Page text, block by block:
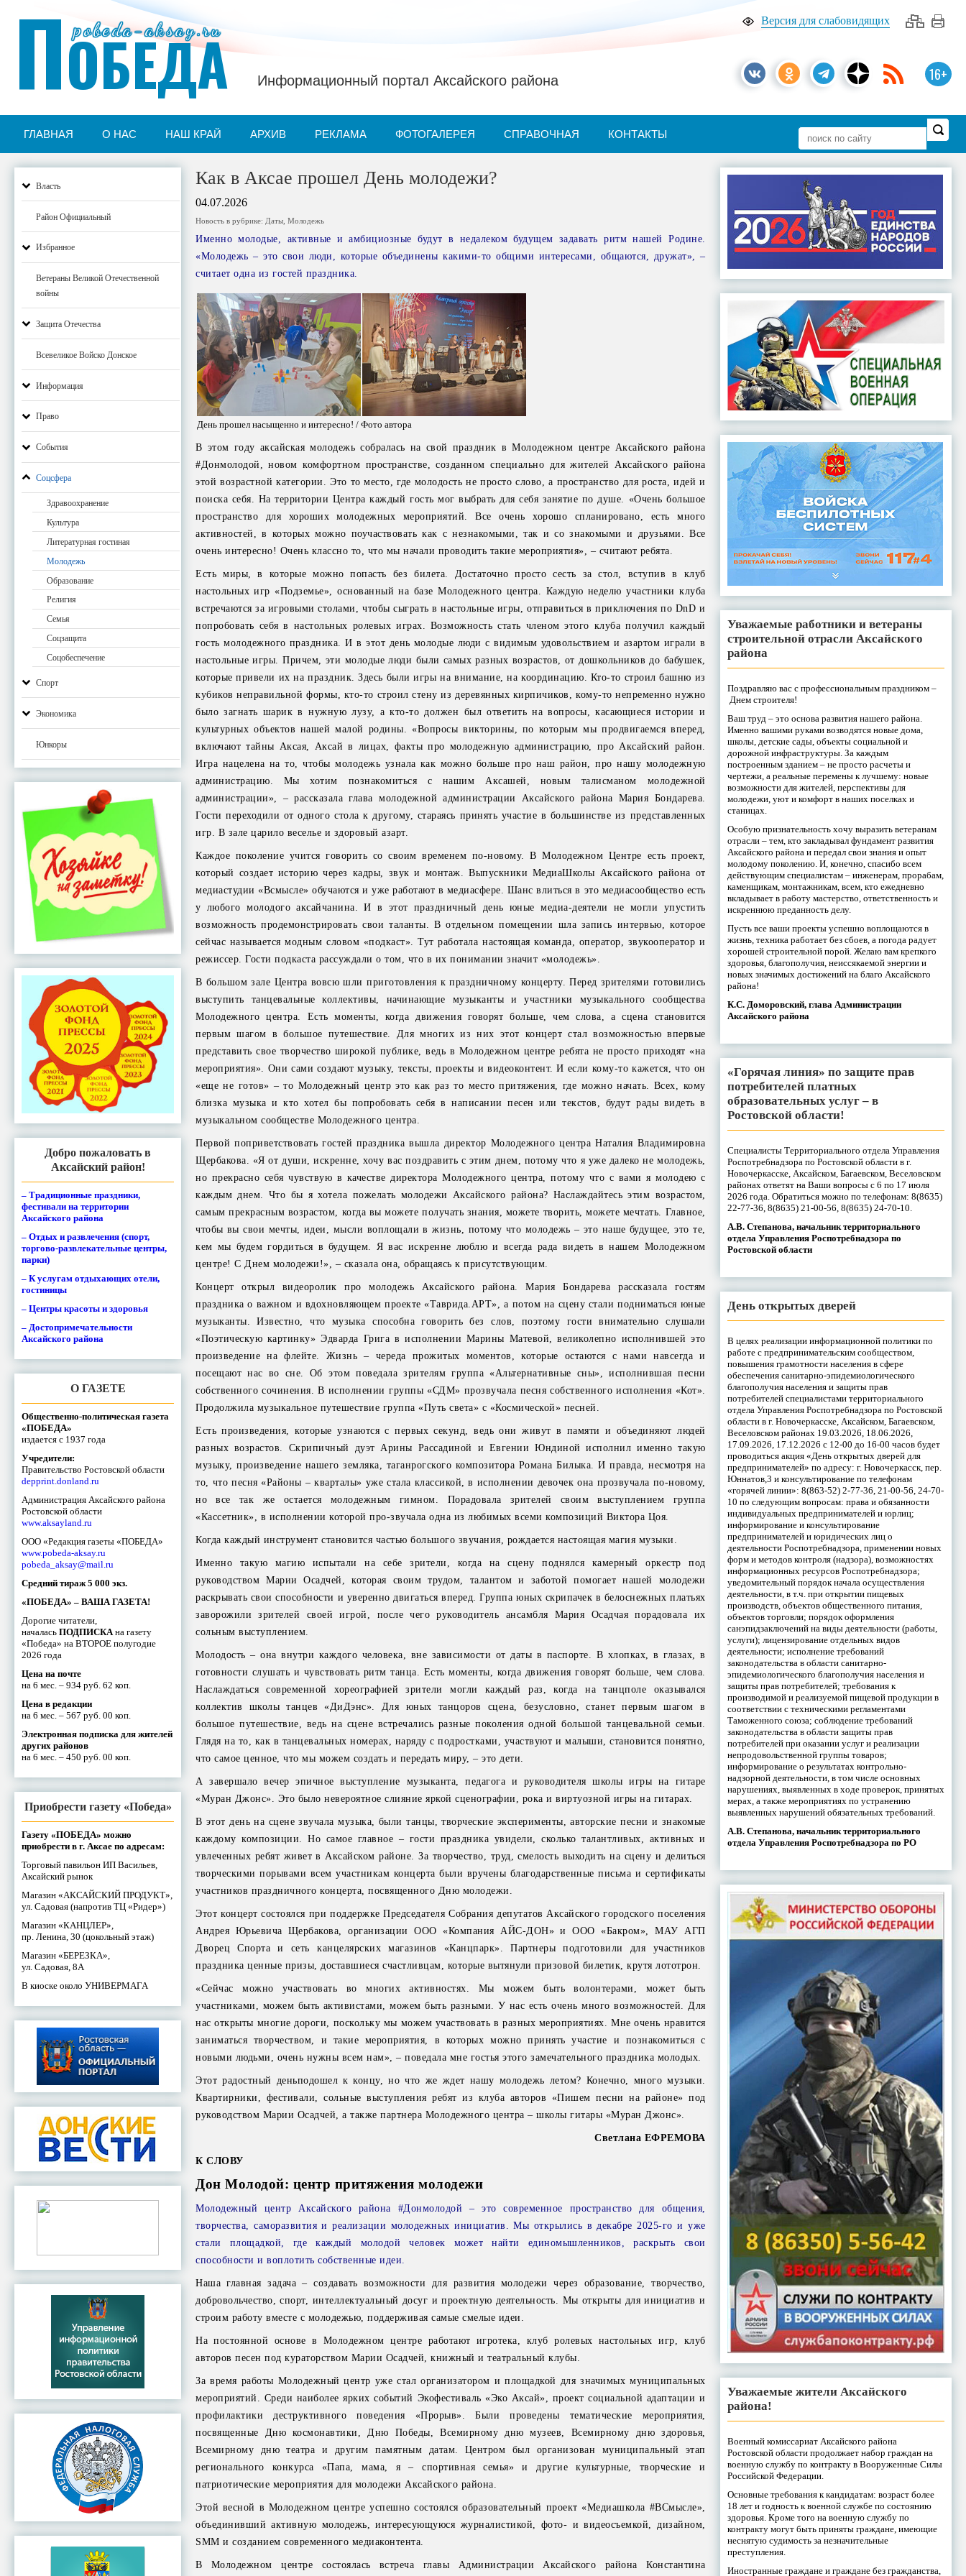
Версия для слабовидящих
16+
pobeda-aksay.ru
ПОБЕДА Информационный портал Аксайского района
ГЛАВНАЯ О НАС НАШ КРАЙ АРХИВ РЕКЛАМА ФОТОГАЛЕРЕЯ СПРАВОЧНАЯ КОНТАКТЫ
Власть
Район Официальный
Избранное
Ветераны Великой Отечественной
войны
Защита Отечества
Всевеликое Войско Донское
Информация
Право
События
Соцсфера
Здравоохранение
Культура
Литературная гостиная
Молодежь
Образование
Религия
Семья
Соцзащита
Соцобеспечение
Спорт
Экономика
Юнкоры
Добро пожаловать в
Аксайский район!
– Традиционные праздники,
фестивали на территории
Аксайского района
– Отдых и развлечения (спорт,
торгово-развлекательные центры,
парки)
– К услугам отдыхающих отели,
гостиницы
– Центры красоты и здоровья
– Достопримечательности
Аксайского района
О ГАЗЕТЕ
Общественно-политическая газета
«ПОБЕДА»
издается с 1937 года
Учредители:
Правительство Ростовской области
depprint.donland.ru
Администрация Аксайского района
Ростовской области
www.aksayland.ru
ООО «Редакция газеты «ПОБЕДА»
www.pobeda-aksay.ru
pobeda_aksay@mail.ru
Средний тираж 5 000 экз.
«ПОБЕДА» – ВАША ГАЗЕТА!
Дорогие читатели,
началась ПОДПИСКА на газету
«Победа» на ВТОРОЕ полугодие
2026 года
Цена на почте
на 6 мес. – 934 руб. 62 коп.
Цена в редакции
на 6 мес. – 567 руб. 00 коп.
Электронная подписка для жителей
других районов
на 6 мес. – 450 руб. 00 коп.
Приобрести газету «Победа»
Газету «ПОБЕДА» можно
приобрести в г. Аксае по адресам:
Торговый павильон ИП Васильев,
Аксайский рынок
Магазин «АКСАЙСКИЙ ПРОДУКТ»,
ул. Садовая (напротив ТЦ «Ридер»)
Магазин «КАНЦЛЕР»,
пр. Ленина, 30 (цокольный этаж)
Магазин «БЕРЕЗКА»,
ул. Садовая, 8А
В киоске около УНИВЕРМАГА
Как в Аксае прошел День молодежи?
04.07.2026
Новость в рубрике: Даты ,Молодежь
Именно молодые, активные и амбициозные будут в недалеком будущем задавать ритм нашей Родине.
«Молодежь – это свои люди, которые объединены какими-то общими интересами, общаются, дружат», –
считает одна из гостей праздника.
День прошел насыщенно и интересно! / Фото автора
В этом году аксайская молодежь собралась на свой праздник в Молодежном центре Аксайского района
#Донмолодой, новом комфортном пространстве, созданном специально для жителей Аксайского района
этой возрастной категории. Это то место, где молодость не просто слово, а пространство для роста, идей и
поиска себя. На территории Центра каждый гость мог выбрать для себя занятие по душе. «Очень большое
пространство для хороших молодежных мероприятий. Все очень хорошо спланировано, есть много
активностей, в которых можно поучаствовать как с незнакомыми, так и со знакомыми и друзьями. Все
очень интересно! Очень классно то, что мы начали проводить такие мероприятия», – считают ребята.
Есть миры, в которые можно попасть без билета. Достаточно просто сесть за стол, вступив в клуб
настольных игр «Подземье», основанный на базе Молодежного центра. Каждую неделю участники клуба
встречаются за игровыми столами, чтобы сыграть в настольные игры, отправиться в приключения по DnD и
попробовать себя в настольных ролевых играх. Возможность стать членом этого клуба получил каждый
гость молодежного праздника. И в этот день молодые люди с видимым удовольствием и азартом играли в
настольные игры. Причем, эти молодые люди были самых разных возрастов, от дошкольников до бабушек,
которые привели их на праздник. Здесь были игры на внимание, на координацию. Кто-то строил башню из
кубиков неправильной формы, кто-то строил стену из деревянных кирпичиков, кому-то непременно нужно
было загнать шарик в нужную лузу, а кто-то должен был ответить на вопросы, касающиеся истории и
культурных объектов нашей малой родины. «Вопросы викторины, по которым мы продвигаемся вперед,
включают тайны Аксая, Аксай в лицах, факты про молодежную администрацию, про Аксайский район.
Игра нацелена на то, чтобы молодежь узнала как можно больше про наш район, про нашу молодежную
администрацию. Мы хотим познакомиться с нашим Аксашей, новым талисманом молодежной
администрации», – рассказала глава молодежной администрации Аксайского района Мария Бондарева.
Гости переходили от одного стола к другому, стараясь принять участие в большинстве из представленных
игр. В зале царило веселье и здоровый азарт.
Каждое поколение учится говорить со своим временем по-новому. В Молодежном Центре есть проект,
который создает историю через кадры, звук и монтаж. Выпускники МедиаШколы Аксайского района от
медиастудии «Всмысле» обучаются и уже работают в медиасфере. Шанс влиться в это медиасообщество есть
у любого молодого аксайчанина. И в этот праздничный день юные медиа-деятели не могли упустить
возможность продемонстрировать свои таланты. В отдельном помещении шла запись интервью, которое
сейчас называется модным словом «подкаст». Тут работала настоящая команда, оператор, звукооператор и
режиссер. Гости подкаста рассуждали о том, что в их понимании значит «молодежь».
В большом зале Центра вовсю шли приготовления к праздничному концерту. Перед зрителями готовились
выступить танцевальные коллективы, начинающие музыканты и участники музыкального сообщества
Молодежного центра. Есть моменты, когда движения говорят больше, чем слова, а сцена становится
первым шагом в большое путешествие. Для многих из них этот концерт стал возможностью впервые
представить свое творчество широкой публике, ведь в Молодежном центре ребята не просто приходят «на
мероприятия». Они сами создают музыку, тексты, проекты и видеоконтент. И если кому-то кажется, что он
«еще не готов» – то Молодежный центр это как раз то место притяжения, где можно начать. Всех, кому
близка музыка и кто хотел бы попробовать себя в написании песен или текстов, будут рады видеть в
музыкальном сообществе Молодежного центра.
Первой поприветствовать гостей праздника вышла директор Молодежного центра Наталия Владимировна
Щербакова. «Я от души, искренне, хочу вас поздравить с этим днем, потому что я уже далеко не молодежь,
но прекрасно себя чувствую в качестве директора Молодежного центра, потому что с вами я молодею с
каждым днем. Что бы я хотела пожелать молодежи Аксайского района? Наслаждайтесь этим возрастом,
самым прекрасным возрастом, когда вы можете получать знания, можете творить, можете мечтать. Главное,
чтобы вы свои мечты, идеи, мысли воплощали в жизнь, потому что молодежь – это наше будущее, это те,
кем мы будем гордиться в будущем. Я вас искренне люблю и всегда рада видеть в нашем Молодежном
центре! С Днем молодежи!», – сказала она, обращаясь к присутствующим.
Концерт открыл видеоролик про молодежь Аксайского района. Мария Бондарева рассказала гостям
праздника о важном и вдохновляющем проекте «Таврида.АРТ», а потом на сцену стали подниматься юные
музыканты. Известно, что музыка способна говорить без слов, поэтому гости внимательно слушали
«Поэтическую картинку» Эдварда Грига в исполнении Марины Матевой, великолепно исполнившей это
произведение на флейте. Жизнь – череда прожитых моментов, которые остаются с нами навсегда и
посещают нас во сне. Об этом поведала зрителям группа «Альтернативные сны», исполнившая песни
собственного сочинения. В исполнении группы «СДМ» прозвучала песня собственного исполнения «Кот».
Продолжила музыкальное путешествие группа «Путь света» с «Космической» песней.
Есть произведения, которые узнаются с первых секунд, ведь они живут в памяти и объединяют людей
разных возрастов. Скрипичный дуэт Арины Рассадиной и Евгении Юндиной исполнил именно такую
музыку, произведение нашего земляка, таганрогского композитора Романа Билыка. И правда, несмотря на
то, что песня «Районы – кварталы» уже стала классикой, в исполнении девочек она прозвучала по-новому,
но все так же остается молодежным гимном. Порадовала зрителей своим выступлением группа
«Кассетник», в исполнении которой про-звучала одна из любимых всеми композиций Виктора Цоя.
Когда каждый инструмент становится частью большого звучания, рождается настоящая магия музыки.
Именно такую магию испытали на себе зрители, когда на сцену поднялся камерный оркестр под
руководством Марии Осадчей, которая своим трудом, талантом и заботой помогает нашей молодежи
раскрывать свои способности и уверенно двигаться вперед. Группа юных скрипачек в белоснежных платьях
заворожили зрителей своей игрой, после чего руководитель ансамбля Мария Осадчая порадовала их
сольным выступлением.
Молодость – она внутри каждого человека, вне зависимости от даты в паспорте. В хлопках, в глазах, в
готовности слушать и чувствовать ритм танца. Есть моменты, когда движения говорят больше, чем слова.
Наслаждаться современной хореографией зрители могли каждый раз, когда на танцполе оказывался
коллектив школы танцев «ДиДэнс». Для юных танцоров сцена, безусловно, станет первым шагом в
большое путешествие, ведь на сцене встречались разные поколения одной большой танцевальной семьи.
Глядя на то, как в танцевальных номерах, наряду с подростками, участвуют и малыши, становится понятно,
что самое ценное, что мы можем создать и передать миру, – это дети.
А завершало вечер эпичное выступление музыканта, педагога и руководителя школы игры на гитаре
«Муран Джонс». Это было невероятное слияние яркой сценографии, рока и виртуозной игры на гитарах.
В этот день на сцене звучала музыка, были танцы, творческие эксперименты, авторские песни и знакомые
каждому композиции. Но самое главное – гости праздника увидели, сколько талантливых, активных и
увлеченных ребят живет в Аксайском районе. За творчество, труд, смелость выходить на сцену и делиться
творческими порывами всем участникам концерта были вручены благодарственные письма и сертификаты
участников праздничного концерта, посвященного Дню молодежи.
Этот концерт состоялся при поддержке Председателя Собрания депутатов Аксайского городского поселения
Андрея Юрьевича Щербакова, организации ООО «Компания АЙС-ДОН» и ООО «Бакром», МАУ АГП
Дворец Спорта и сеть канцелярских магазинов «Канцпарк». Партнеры подготовили для участников
праздника ценные призы, доставшиеся счастливцам, которые вытянули призовой билетик, крутя лототрон.
«Сейчас можно участвовать во многих активностях. Мы можем быть волонтерами, может быть
участниками, можем быть активистами, можем быть разными. У нас есть очень много возможностей. Для
нас открыты многие дороги, поскольку мы можем участвовать в разных мероприятиях. Мне очень нравится
заниматься творчеством, и такие мероприятия, в которых можно принять участие и познакомиться с
новыми людьми, очень нужны всем нам», – поведала мне гостья этого замечательного праздника молодых.
Этот радостный деньподошел к концу, но что же ждет нашу молодежь летом? Конечно, много музыки.
Квартирники, фестивали, сольные выступления ребят из клуба авторов «Пишем песни на районе» под
руководством Марии Осадчей, а также партнера Молодежного центра – школы гитары «Муран Джонс».
Светлана ЕФРЕМОВА
К СЛОВУ
Дон Молодой: центр притяжения молодежи
Молодежный центр Аксайского района #Донмолодой – это современное пространство для общения,
творчества, саморазвития и реализации молодежных инициатив. Мы открылись в декабре 2025-го и уже
стали площадкой, где каждый молодой человек может найти единомышленников, раскрыть свои
способности и воплотить собственные идеи.
Наша главная задача – создавать возможности для развития молодежи через образование, творчество,
добровольчество, спорт, интеллектуальный досуг и проектную деятельность. Мы открыты для инициатив и
строим работу вместе с молодежью, поддерживая самые смелые идеи.
На постоянной основе в Молодежном центре работают игротека, клуб ролевых настольных игр, клуб
авторов песен под кураторством Марии Осадчей, книжный и театральный клубы.
За время работы Молодежный центр уже стал организатором и площадкой для значимых муниципальных
мероприятий. Среди наиболее ярких событий Экофестиваль «Эко Аксай», проект социальной адаптации и
профилактики деструктивного поведения «Прорыв». Были проведены тематические мероприятия,
посвященные Дню космонавтики, Дню Победы, Всемирному дню музеев, Всемирному дню здоровья,
Всемирному дню театра и другим памятным датам. Центром был организован муниципальный этап
регионального конкурса «Папа, мама, я – спортивная семья» и другие культурные, творческие и
патриотические мероприятия для молодежи Аксайского района.
Этой весной в Молодежном центре успешно состоялся образовательный проект «Медиашкола #ВСмысле»,
объединивший активную молодежь, интересующуюся журналистикой, фото- и видеосъемкой, дизайном,
SMM и созданием современного медиаконтента.
В Молодежном центре состоялась встреча главы Администрации Аксайского района Константина
Уважаемые работники и ветераны
строительной отрасли Аксайского
района
Поздравляю вас с профессиональным праздником –
Днем строителя!
Ваш труд – это основа развития нашего района.
Именно вашими руками возводятся новые дома,
школы, детские сады, объекты социальной и
дорожной инфраструктуры. За каждым
построенным зданием – не просто расчеты и
чертежи, а реальные перемены к лучшему: новые
возможности для жителей, перспективы для
молодежи, уют и комфорт в наших поселках и
станицах.
Особую признательность хочу выразить ветеранам
отрасли – тем, кто закладывал фундамент развития
Аксайского района и передал свои знания и опыт
молодому поколению. И, конечно, спасибо всем
действующим специалистам – инженерам, прорабам,
каменщикам, монтажникам, всем, кто ежедневно
вкладывает в работу мастерство, ответственность и
искреннюю преданность делу.
Пусть все ваши проекты успешно воплощаются в
жизнь, техника работает без сбоев, а погода радует
хорошей строительной порой. Желаю вам крепкого
здоровья, благополучия, неиссякаемой энергии и
новых значимых достижений на благо Аксайского
района!
К.С. Доморовский, глава Администрации
Аксайского района
«Горячая линия» по защите прав
потребителей платных
образовательных услуг – в
Ростовской области!
Специалисты Территориального отдела Управления
Роспотребнадзора по Ростовской области в г.
Новочеркасске, Аксайском, Багаевском, Веселовском
районах ответят на Ваши вопросы с 6 по 17 июля
2026 года. Обратиться можно по телефонам: 8(8635)
22-77-36, 8(8635) 21-00-56, 8(8635) 24-70-10.
А.В. Степанова, начальник территориального
отдела Управления Роспотребнадзора по
Ростовской области
День открытых дверей
В целях реализации информационной политики по
работе с предпринимательским сообществом,
повышения грамотности населения в сфере
обеспечения санитарно-эпидемиологического
благополучия населения и защиты прав
потребителей специалистами территориального
отдела Управления Роспотребнадзора по Ростовской
области в г. Новочеркасске, Аксайском, Багаевском,
Веселовском районах 19.03.2026, 18.06.2026,
17.09.2026, 17.12.2026 с 12-00 до 16-00 часов будет
проводиться акция «День открытых дверей для
предпринимателей» по адресу: г. Новочеркасск, пер.
Юннатов,3 и консультирование по телефонам
«горячей линии»: 8(863-52) 2-77-36, 21-00-56, 24-70-
10 по следующим вопросам: права и обязанности
индивидуальных предпринимателей и юрлиц;
информирование и консультирование
предпринимателей и юридических лиц о
деятельности Роспотребнадзора, применении новых
форм и методов контроля (надзора), возможностях
информационных ресурсов Роспотребнадзора;
уведомительный порядок начала осуществления
деятельности, в т.ч. при открытии пищевых
производств, объектов общественного питания,
объектов торговли; порядок оформления
санэпидзаключений на виды деятельности (работы,
услуги); лицензирование отдельных видов
деятельности; исполнение требований
законодательства в области санитарно-
эпидемиологического благополучия населения и
защиты прав потребителей; требования к
производимой и реализуемой пищевой продукции в
соответствии с техническими регламентами
Таможенного союза; соблюдение требований
законодательства в области защиты прав
потребителей при оказании услуг и реализации
непродовольственной группы товаров;
информирование о результатах контрольно-
надзорной деятельности, в том числе основных
нарушениях, выявленных в ходе проверок, принятых
мерах, а также мероприятиях по устранению
выявленных нарушений обязательных требований.
А.В. Степанова, начальник территориального
отдела Управления Роспотребнадзора по РО
Уважаемые жители Аксайского
района!
Военный комиссариат Аксайского района
Ростовской области продолжает набор граждан на
военную службу по контракту в Вооруженные Силы
Российской Федерации.
Основные требования к кандидатам: возраст более
18 лет и годность к военной службе по состоянию
здоровья. Кроме того на военную службу по
контракту могут быть приняты граждане, имеющие
неснятую судимость за незначительные
преступления.
Иностранные граждане и граждане без гражданства,